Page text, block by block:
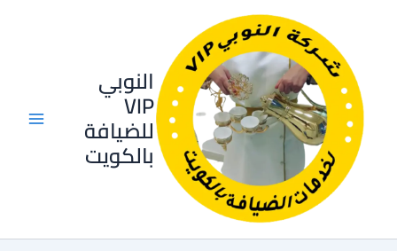
النوبي
VIP
للضيافة
بالكويت